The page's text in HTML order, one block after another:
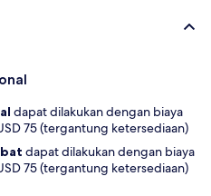
dapat dilakukan dengan biaya
75 (tergantung ketersediaan)
dapat dilakukan dengan biaya
75 (tergantung ketersediaan)